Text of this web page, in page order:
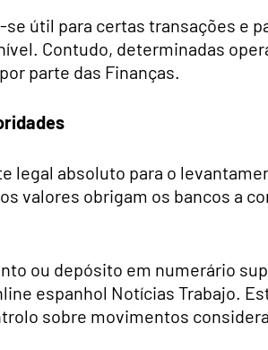
útil para certas transações e
Contudo, determinadas
parte das Finanças.
legal absoluto para o
valores obrigam os bancos a
ou depósito em numerário
espanhol Notícias Trabajo.
sobre movimentos